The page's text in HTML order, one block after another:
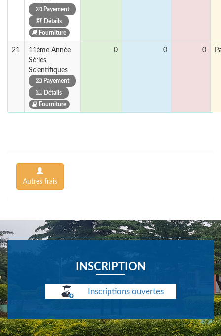
Payement
Détails
Fourniture
21
11ème Année
Séries
Scientifiques
Payement
Détails
Fourniture
0 0 0
Autres frais
INSCRIPTION
Inscriptions ouvertes